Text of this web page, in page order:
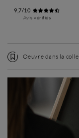
9,7/10
Avis vérifiés
Oeuvre dans la